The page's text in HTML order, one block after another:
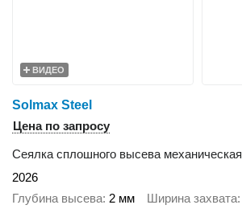
ВИДЕО
Solmax Steel
Цена по запросу
Сеялка сплошного высева механическая
2026
Глубина высева 2 мм Ширина захвата